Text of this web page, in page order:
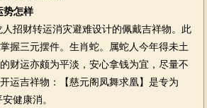
势怎样
财转运消灾避难设计的佩戴吉祥物。此
握三元摆件。生肖蛇。属蛇人今年得未土
财运亦颇为平淡，安心拿钱为宜，尽量不
运吉祥物：【慈元阁凤舞求凰】是专为
健康消。